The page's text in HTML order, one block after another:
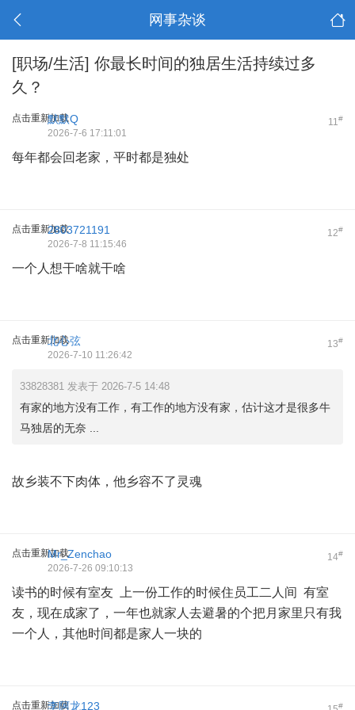
网事杂谈
[职场/生活] 你最长时间的独居生活持续过多
久？
点击重新加载 11#
默默Q
2026-7-6 17:11:01
每年都会回老家，平时都是独处
点击重新加载 12#
2803721191
2026-7-8 11:15:46
一个人想干啥就干啥
点击重新加载 13#
北心弦
2026-7-10 11:26:42
33828381 发表于 2026-7-5 14:48
有家的地方没有工作，有工作的地方没有家，估计这才是很多牛
马独居的无奈 ...
故乡装不下肉体，他乡容不了灵魂
点击重新加载 14#
Mr_Zenchao
2026-7-26 09:10:13
读书的时候有室友 上一份工作的时候住员工二人间 有室
友，现在成家了，一年也就家人去避暑的个把月家里只有我
一个人，其他时间都是家人一块的
点击重新加载 #
李阿龙123